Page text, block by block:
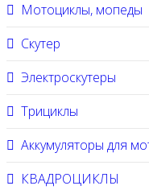
Мотоциклы, мопеды
Скутер
Электроскутеры
Трициклы
Аккумуляторы для
КВАДРОЦИКЛЫ